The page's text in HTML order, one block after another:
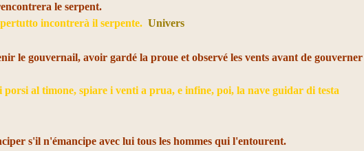
le serpent.
incontrerà il serpente. Univers
le gouvernail, avoir gardé la proue et observé les vents avant de gouverner
al timone, spiare i venti a prua, e infine, poi, la nave guidar di testa
s'il n'émancipe avec lui tous les hommes qui l'entourent.